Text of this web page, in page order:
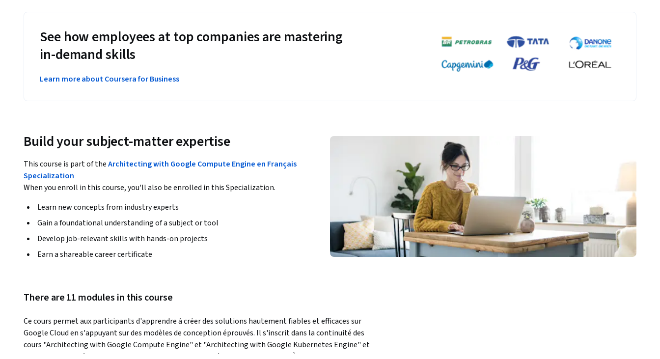
See how employees at top companies are mastering
in-demand skills
Learn more about Coursera for Business
Build your subject-matter expertise
This course is part of theArchitecting with Google Compute Engine en Français
Specialization
When you enroll in this course, you'll also be enrolled in this Specialization.
Learn new concepts from industry experts
Gain a foundational understanding of a subject or tool
Develop job-relevant skills with hands-on projects
Earn a shareable career certificate
There are 11 modules in this course
Ce cours permet aux participants d'apprendre à créer des solutions hautement fiables et efficaces sur
Google Cloud en s'appuyant sur des modèles de conception éprouvés. Il s'inscrit dans la continuité des
cours "Architecting with Google Compute Engine" et "Architecting with Google Kubernetes Engine" et
demande une expérience pratique des technologies abordées dans chaque cours. À travers un ensemble